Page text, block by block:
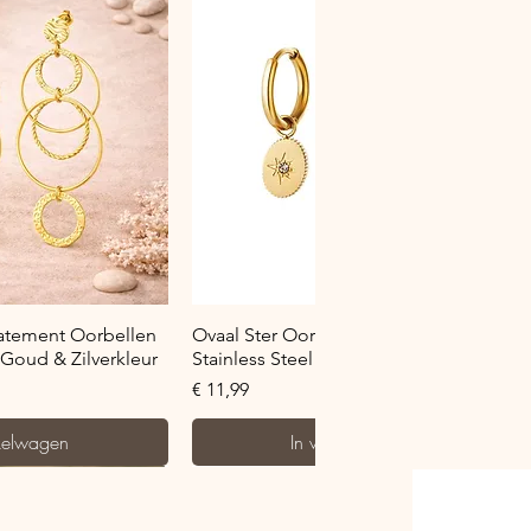
Oorbellen
& Zilverkleur
Snel overzicht
Ovaal Ster Oorringetje met Zirkonia -
Stainless Steel - Goud & Zilverkleur
Prijs
€ 11,99
In winkelwagen